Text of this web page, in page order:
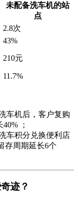
未配备洗车机的站
点
2.8次
43%
210元
11.7%
车机后，客户复购
；
车积分兑换便利店
存周期延长6个
迹？